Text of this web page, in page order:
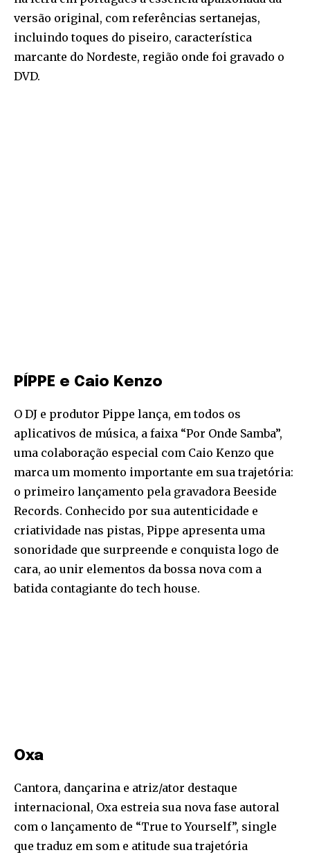
versão original, com referências sertanejas,
incluindo toques do piseiro, característica
marcante do Nordeste, região onde foi gravado o
DVD.
PÍPPE e Caio Kenzo
O DJ e produtor Pippe lança, em todos os
aplicativos de música, a faixa “Por Onde Samba”,
uma colaboração especial com Caio Kenzo que
marca um momento importante em sua trajetória:
o primeiro lançamento pela gravadora Beeside
Records. Conhecido por sua autenticidade e
criatividade nas pistas, Pippe apresenta uma
sonoridade que surpreende e conquista logo de
cara, ao unir elementos da bossa nova com a
batida contagiante do tech house.
Oxa
Cantora, dançarina e atriz/ator destaque
internacional, Oxa estreia sua nova fase autoral
com o lançamento de “True to Yourself”, single
que traduz em som e atitude sua trajetória